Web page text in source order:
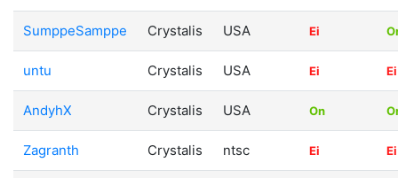
SumppeSamppe Crystalis USA Ei
untu Crystalis USA Ei Ei
AndyhX Crystalis USA On
Zagranth Crystalis ntsc Ei Ei